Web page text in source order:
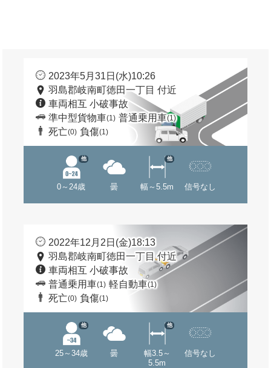
2023年5月31日(水)10:26
羽島郡岐南町徳田一丁目 付近
車両相互 小破事故
準中型貨物車(1) 普通乗用車(1)
死亡(0) 負傷(1)
0～24歳
他
曇 幅～5.5m
他
信号なし
2022年12月2日(金)18:13
羽島郡岐南町徳田一丁目 付近
車両相互 小破事故
普通乗用車(1) 軽自動車(1)
死亡(0) 負傷(1)
25～34歳
他
曇
幅3.5～
5.5m
他
信号なし